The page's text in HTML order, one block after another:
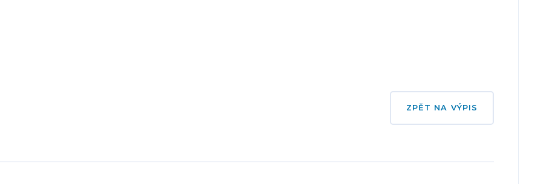
ZPĚT NA VÝPIS